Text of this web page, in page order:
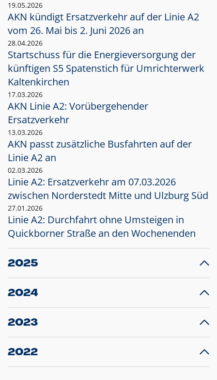
19.05.2026
AKN kündigt Ersatzverkehr auf der Linie A2
vom 26. Mai bis 2. Juni 2026 an
28.04.2026
Startschuss für die Energieversorgung der
künftigen S5 Spatenstich für Umrichterwerk
Kaltenkirchen
17.03.2026
AKN Linie A2: Vorübergehender
Ersatzverkehr
13.03.2026
AKN passt zusätzliche Busfahrten auf der
Linie A2 an
02.03.2026
Linie A2: Ersatzverkehr am 07.03.2026
zwischen Norderstedt Mitte und Ulzburg Süd
27.01.2026
Linie A2: Durchfahrt ohne Umsteigen in
Quickborner Straße an den Wochenenden
2025
23.12.2025
Projekt S5: Start der Bauarbeiten am
2024
10.12.2024
Großprojekt S5: Sperrung der Bahnstraße in
2023
20.12.2023
Schleswig-Holstein verlängert den
2022
22.12.2022